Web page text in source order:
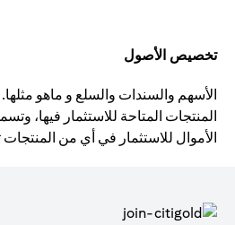
تخصيص الأصول
الأسهم والسندات والسلع و ماهو
المنتجات المتاحة للاستثمار فيها،
الأموال للاستثمار في أي من